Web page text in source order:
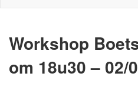
Workshop
om 18u30 – 02/